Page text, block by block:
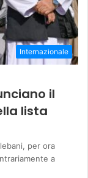
Internazionale
il
lista
per ora
a